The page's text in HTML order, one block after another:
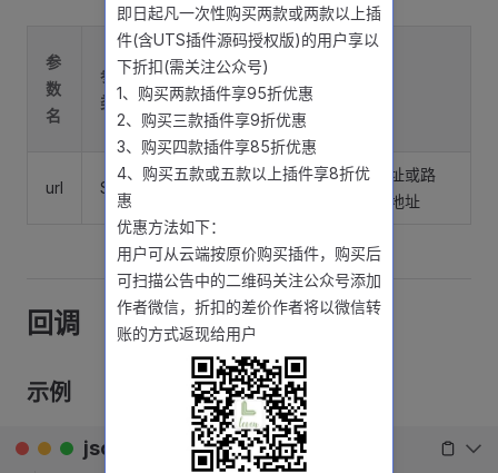
即日起凡一次性购买两款或两款以上插
件(含UTS插件源码授权版)的用户享以
下折扣(需关注公众号)
1、购买两款插件享95折优惠
2、购买三款插件享9折优惠
3、购买四款插件享85折优惠
4、购买五款或五款以上插件享8折优
惠
优惠方法如下：
用户可从云端按原价购买插件，购买后
可扫描公告中的二维码关注公众号添加
作者微信，折扣的差价作者将以微信转
账的方式返现给用户
参
数
名
参数
类型
是
否
必
填
默
认
值
参数描述
url String 是 无
核检图片的地址或路
径，支持网络地址
回调
示例
json